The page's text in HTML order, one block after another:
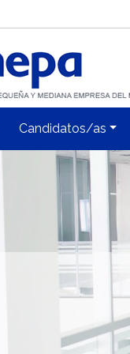
Candidatos/as